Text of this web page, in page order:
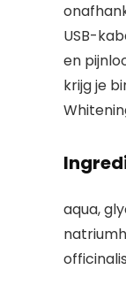
USB-
en
krijg je
aqua,